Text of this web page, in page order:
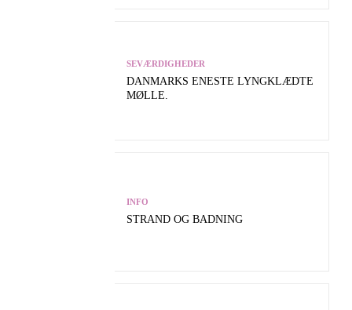
SEVÆRDIGHEDER
DANMARKS ENESTE LYNGKLÆDTE
MØLLE.
INFO
STRAND OG BADNING